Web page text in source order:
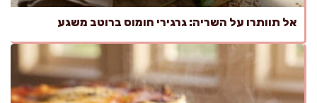
אל תוותרו על השריה: גרגירי חומוס ברוטב משגע